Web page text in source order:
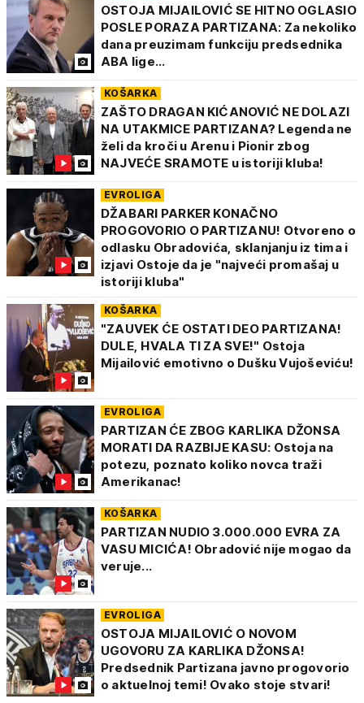
OSTOJA MIJAILOVIĆ SE HITNO OGLASIO
POSLE PORAZA PARTIZANA: Za nekoliko
dana preuzimam funkciju predsednika
ABA lige...
KOŠARKA
ZAŠTO DRAGAN KIĆANOVIĆ NE DOLAZI
NA UTAKMICE PARTIZANA? Legenda ne
želi da kroči u Arenu i Pionir zbog
NAJVEĆE SRAMOTE u istoriji kluba!
EVROLIGA
DŽABARI PARKER KONAČNO
PROGOVORIO O PARTIZANU! Otvoreno o
odlasku Obradovića, sklanjanju iz tima i
izjavi Ostoje da je "najveći promašaj u
istoriji kluba"
KOŠARKA
"ZAUVEK ĆE OSTATI DEO PARTIZANA!
DULE, HVALA TI ZA SVE!" Ostoja
Mijailović emotivno o Dušku Vujoševiću!
EVROLIGA
PARTIZAN ĆE ZBOG KARLIKA DŽONSA
MORATI DA RAZBIJE KASU: Ostoja na
potezu, poznato koliko novca traži
Amerikanac!
KOŠARKA
PARTIZAN NUDIO 3.000.000 EVRA ZA
VASU MICIĆA! Obradović nije mogao da
veruje...
EVROLIGA
OSTOJA MIJAILOVIĆ O NOVOM
UGOVORU ZA KARLIKA DŽONSA!
Predsednik Partizana javno progovorio
o aktuelnoj temi! Ovako stoje stvari!